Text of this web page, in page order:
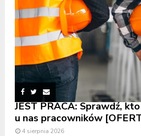
JEST PRACA: Sprawdź,
u nas pracowników
4 sierpnia 2026